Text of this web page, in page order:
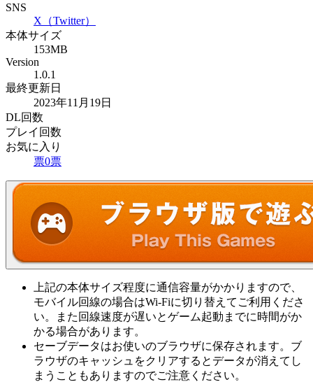
SNS
X（Twitter）
本体サイズ
153MB
Version
1.0.1
最終更新日
2023年11月19日
DL回数
プレイ回数
お気に入り
票0票
上記の本体サイズ程度に通信容量がかかりますので、
モバイル回線の場合はWi-Fiに切り替えてご利用くださ
い。また回線速度が遅いとゲーム起動までに時間がか
かる場合があります。
セーブデータはお使いのブラウザに保存されます。ブ
ラウザのキャッシュをクリアするとデータが消えてし
まうこともありますのでご注意ください。